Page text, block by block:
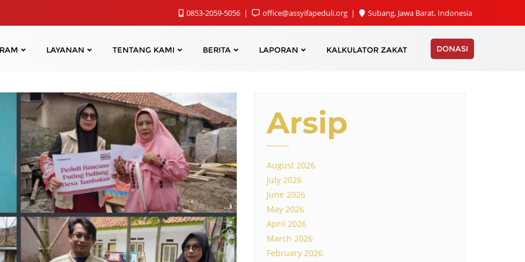
0853-2059-5056 office@assyifapeduli.org Subang, Jawa Barat, Indonesia
LAYANAN TENTANG KAMI BERITA LAPORAN KALKULATOR ZAKAT DONASI
Arsip
August 2026
July 2026
June 2026
May 2026
April 2026
March 2026
February 2026